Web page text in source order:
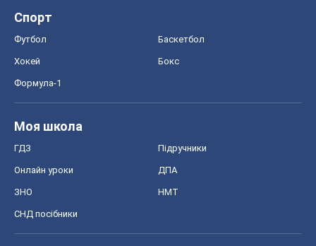
Спорт
Футбол Баскетбол
Хокей Бокс
Формула-1
Моя школа
ГДЗ Підручники
Онлайн уроки ДПА
ЗНО НМТ
СНД посібники